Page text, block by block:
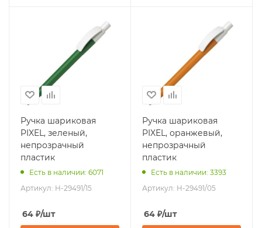
Ручка шариковая
PIXEL, зеленый,
непрозрачный
пластик
Есть в наличии: 6071
Артикул: H-29491/15
64 ₽/шт
Ручка шариковая
PIXEL, оранжевый,
непрозрачный
пластик
Есть в наличии: 3393
Артикул: H-29491/05
64 ₽/шт